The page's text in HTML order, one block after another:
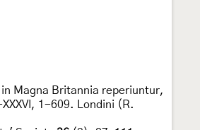
Magna Britannia reperiuntur,
1-609. Londini (R.